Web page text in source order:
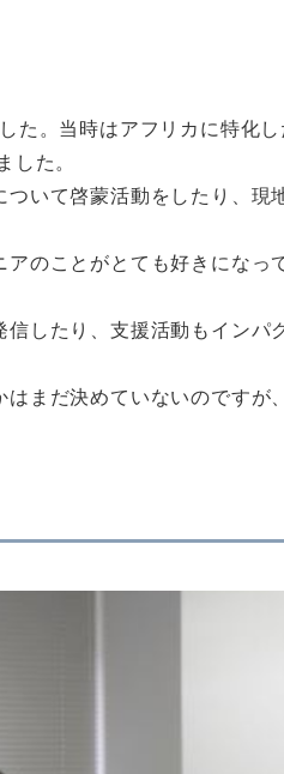
た。当時はアフリカに特化
た。
いて啓蒙活動をしたり、現
のことがとても好きになっ
したり、支援活動もインパ
まだ決めていないのですが